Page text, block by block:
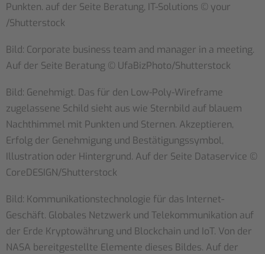
Punkten. auf der Seite Beratung, IT-Solutions © your
/Shutterstock
Bild: Corporate business team and manager in a meeting.
Auf der Seite Beratung © UfaBizPhoto/Shutterstock
Bild: Genehmigt. Das für den Low-Poly-Wireframe
zugelassene Schild sieht aus wie Sternbild auf blauem
Nachthimmel mit Punkten und Sternen. Akzeptieren,
Erfolg der Genehmigung und Bestätigungssymbol,
Illustration oder Hintergrund. Auf der Seite Dataservice ©
CoreDESIGN/Shutterstock
Bild: Kommunikationstechnologie für das Internet-
Geschäft. Globales Netzwerk und Telekommunikation auf
der Erde Kryptowährung und Blockchain und IoT. Von der
NASA bereitgestellte Elemente dieses Bildes. Auf der